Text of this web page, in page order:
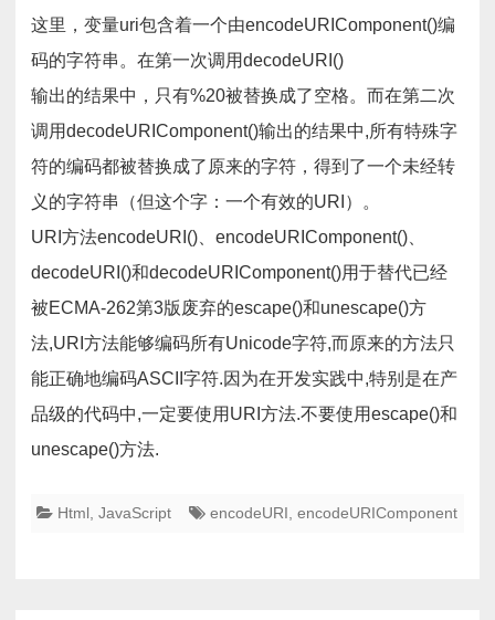
这里，变量uri包含着一个由encodeURIComponent()编
码的字符串。在第一次调用decodeURI()
输出的结果中，只有%20被替换成了空格。而在第二次
调用decodeURIComponent()输出的结果中,所有特殊字
符的编码都被替换成了原来的字符，得到了一个未经转
义的字符串（但这个字：一个有效的URI）。
URI方法encodeURI()、encodeURIComponent()、
decodeURI()和decodeURIComponent()用于替代已经
被ECMA-262第3版废弃的escape()和unescape()方
法,URI方法能够编码所有Unicode字符,而原来的方法只
能正确地编码ASCII字符.因为在开发实践中,特别是在产
品级的代码中,一定要使用URI方法.不要使用escape()和
unescape()方法.
Html JavaScript encodeURI encodeURIComponent